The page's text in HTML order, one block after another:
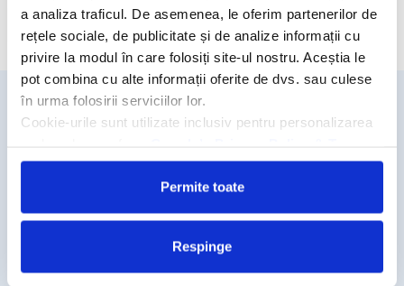
a analiza traficul. De asemenea, le oferim partenerilor de
rețele sociale, de publicitate și de analize informații cu
privire la modul în care folosiți site-ul nostru. Aceștia le
pot combina cu alte informații oferite de dvs. sau culese
în urma folosirii serviciilor lor.
Cookie-urile sunt utilizate inclusiv pentru personalizarea
Permite toate
Respinge
Cere oferta personalizata
Detalii si rezervari
031.438.18.53
rezervari@travelmatters.ro
Licente TravelMatters
Vezi Asigurarea de Turism